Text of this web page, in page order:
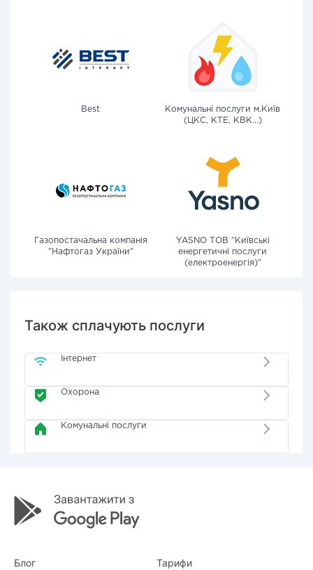
Best
Комунальні послуги м.Київ
(ЦКС, КТЕ, КВК...)
Газопостачальна компанія
"Нафтогаз України"
YASNO ТОВ "Київські
енергетичні послуги
(електроенергія)"
Також сплачують послуги
Інтернет
Охорона
Комунальні послуги
Блог Тарифи